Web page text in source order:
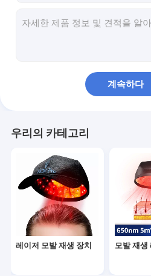
여드름 치료 장치
계속하다
우리의 카테고리
레이저 모발 재생 장치 모발 재생